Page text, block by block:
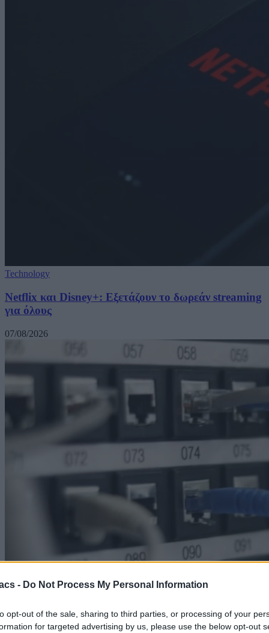
- Do Not Process My Personal Information
opt-out of the sale, sharing to third parties, or processing of your
for targeted advertising by us, please use the below opt-out
Technology
Netflix και Disney+: Εξετάζουν το δωρεάν streaming
για όλους
07/08/2026
Technology